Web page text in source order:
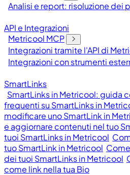
Analisi e report: risoluzione dei
API e Integrazioni
Metricool MCP
Integrazioni tramite l'API di
Integrazioni con strumenti
SmartLinks
SmartLinks in Metricool: guida
frequenti su SmartLinks in
modificare uno SmartLink in
e aggiornare contenuti nel tuo
tuoi SmartLinks in Metricool
tuo SmartLink in Metricool
dei tuoi SmartLinks in Metricool
come link nella tua Bio